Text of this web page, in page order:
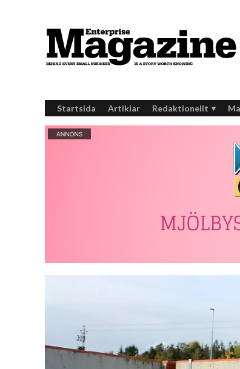
Startsida Artiklar Redaktionellt